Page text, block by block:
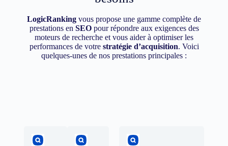
LogicRanking vous propose une gamme complète de
prestations en SEOpour répondre aux exigences des
moteurs de recherche et vous aider à optimiser les
performances de votre stratégie d’acquisition. Voici
quelques-unes de nos prestations principales :